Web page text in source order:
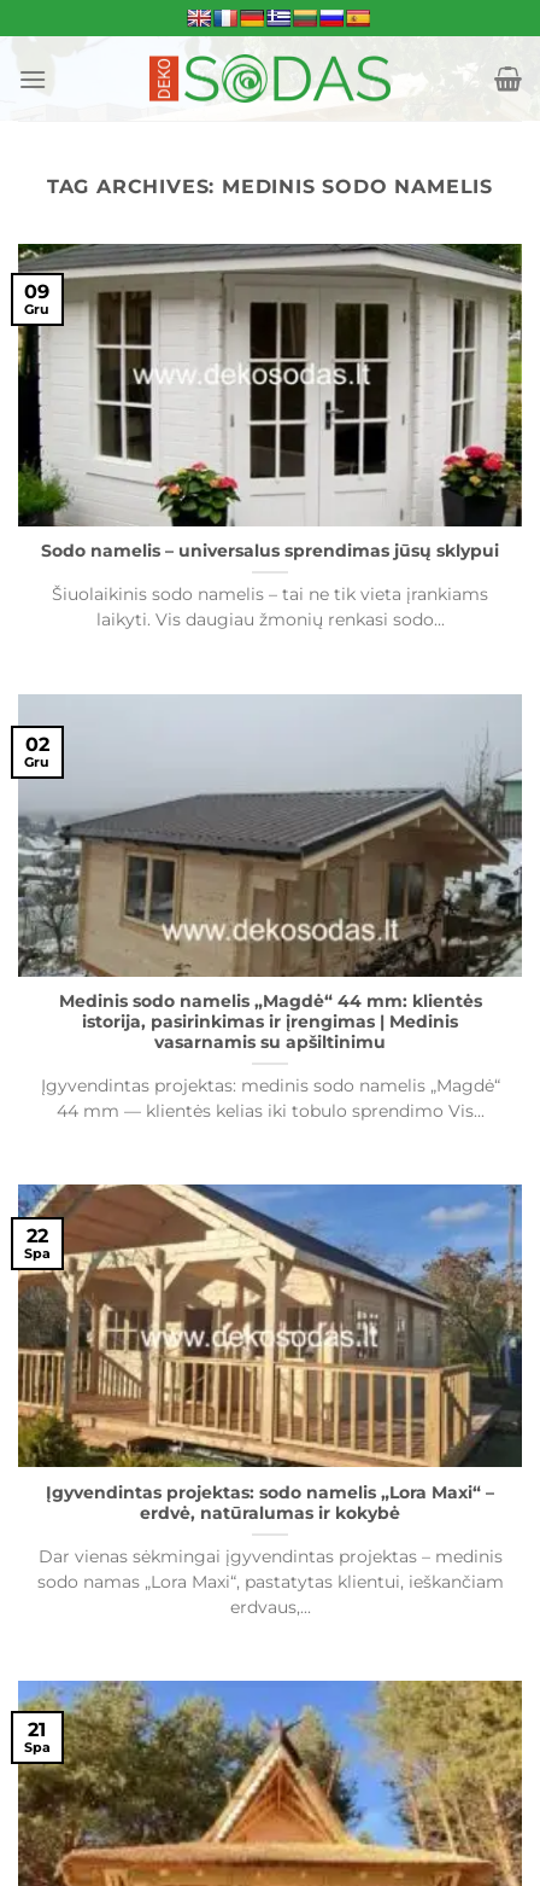
to
content
TAG ARCHIVES: MEDINIS SODO NAMELIS
Sodo namelis – universalus sprendimas jūsų sklypui
Šiuolaikinis sodo namelis – tai ne tik vieta įrankiams
laikyti. Vis daugiau žmonių renkasi sodo...
09
Gru
Medinis sodo namelis „Magdė“ 44 mm: klientės
istorija, pasirinkimas ir įrengimas | Medinis
vasarnamis su apšiltinimu
Įgyvendintas projektas: medinis sodo namelis „Magdė“
44 mm — klientės kelias iki tobulo sprendimo Vis...
02
Gru
Įgyvendintas projektas: sodo namelis „Lora Maxi“ –
erdvė, natūralumas ir kokybė
Dar vienas sėkmingai įgyvendintas projektas – medinis
sodo namas „Lora Maxi“, pastatytas klientui, ieškančiam
erdvaus,...
22
Spa
21
Spa